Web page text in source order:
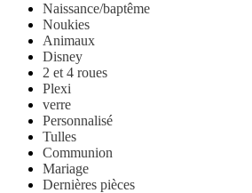
Naissance/baptême
Noukies
Animaux
Disney
2 et 4 roues
Plexi
verre
Personnalisé
Tulles
Communion
Mariage
Dernières pièces